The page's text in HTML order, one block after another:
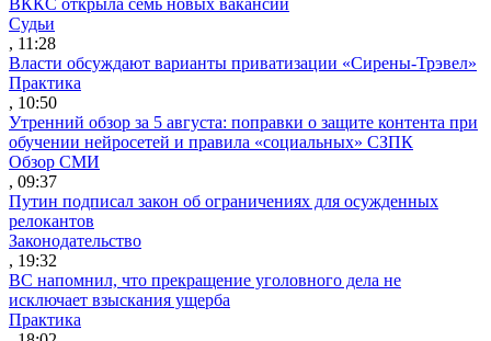
Судьи
, 11:28
Власти обсуждают варианты приватизации «Сирены-Трэвел»
Практика
, 10:50
Утренний обзор за 5 августа: поправки о защите контента при
обучении нейросетей и правила «социальных» СЗПК
Обзор СМИ
, 09:37
Путин подписал закон об ограничениях для осужденных
релокантов
Законодательство
, 19:32
ВС напомнил, что прекращение уголовного дела не
исключает взыскания ущерба
Практика